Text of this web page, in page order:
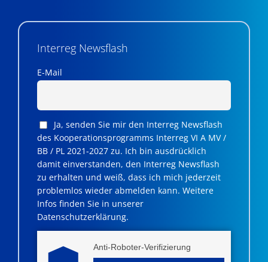
Interreg Newsflash
E-Mail
Ja, senden Sie mir den Interreg Newsflash
des Kooperationsprogramms Interreg VI A MV /
BB / PL 2021-2027 zu. Ich bin ausdrücklich
damit einverstanden, den Interreg Newsflash
zu erhalten und weiß, dass ich mich jederzeit
problemlos wieder abmelden kann. Weitere
Infos finden Sie in unserer
Datenschutzerklärung.
Anti-Roboter-Verifizierung